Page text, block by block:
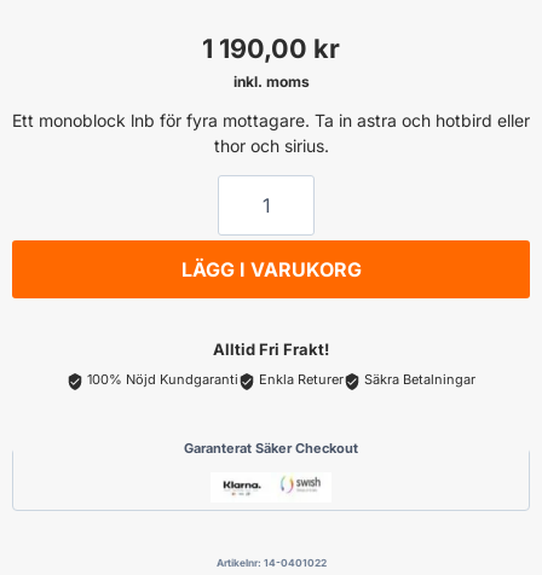
1 190,00 kr
inkl. moms
Ett monoblock lnb för fyra mottagare. Ta in astra och hotbird eller
thor och sirius.
Quad
Diavolo
mängd
LÄGG I VARUKORG
Alltid Fri Frakt!
100% Nöjd Kundgaranti Enkla Returer Säkra Betalningar
Garanterat Säker Checkout
Artikelnr: 14-0401022